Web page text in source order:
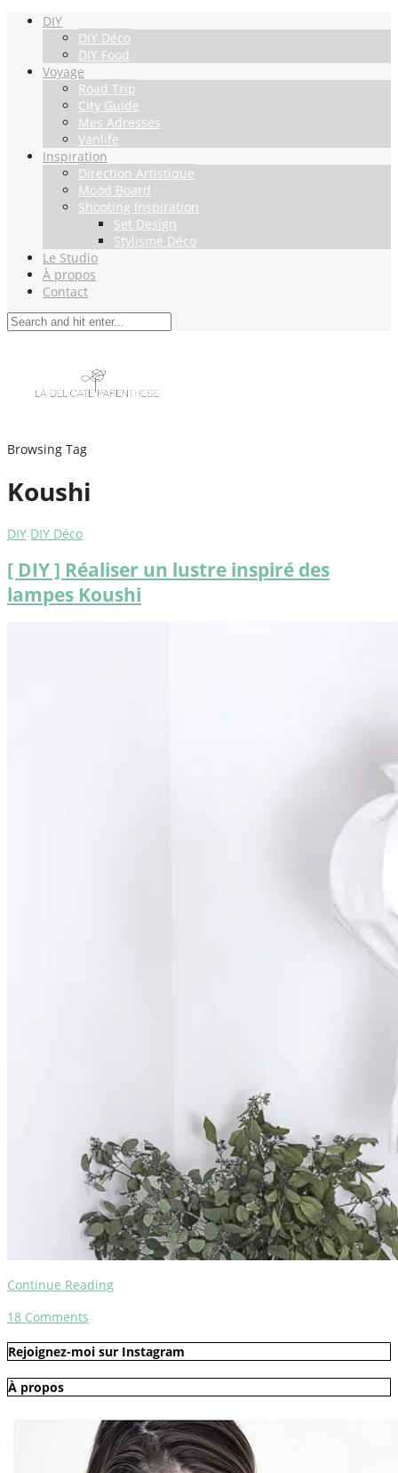
DIY
DIY Déco
DIY Food
Voyage
Road Trip
City Guide
Mes Adresses
Vanlife
Inspiration
Direction Artistique
Mood Board
Shooting Inspiration
Set Design
Stylisme Déco
Le Studio
À propos
Contact
Browsing Tag
Koushi
DIY DIY Déco
[ DIY ] Réaliser un lustre inspiré des
lampes Koushi
Continue Reading
18 Comments
Rejoignez-moi sur Instagram
À propos